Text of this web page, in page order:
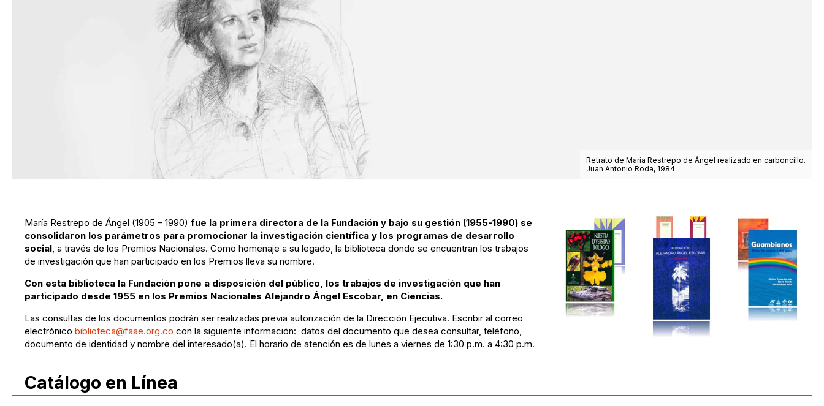
Retrato de María Restrepo de Ángel realizado en carboncillo.
Juan Antonio Roda, 1984.
María Restrepo de Ángel (1905 – 1990) fue la primera directora de la Fundación y bajo su gestión (1955-1990) se
consolidaron los parámetros para promocionar la investigación científica y los programas de desarrollo
social, a través de los Premios Nacionales. Como homenaje a su legado, la biblioteca donde se encuentran los trabajos
de investigación que han participado en los Premios lleva su nombre.
Con esta biblioteca la Fundación pone a disposición del público, los trabajos de investigación que han
participado desde 1955 en los Premios Nacionales Alejandro Ángel Escobar, en Ciencias.
Las consultas de los documentos podrán ser realizadas previa autorización de la Dirección Ejecutiva. Escribir al correo
electrónico biblioteca@faae.org.co con la siguiente información: datos del documento que desea consultar, teléfono,
documento de identidad y nombre del interesado(a). El horario de atención es de lunes a viernes de 1:30 p.m. a 4:30 p.m.
Catálogo en Línea